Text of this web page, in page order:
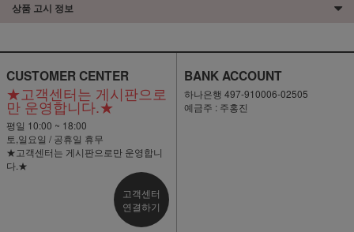
상품 고시 정보
CUSTOMER CENTER
★고객센터는 게시판으로
만 운영합니다.★
평일 10:00 ~ 18:00
토,일요일 / 공휴일 휴무
★고객센터는 게시판으로만 운영합니
다.★
고객센터
연결하기
BANK ACCOUNT
하나은행 497-910006-02505
예금주 : 주홍진